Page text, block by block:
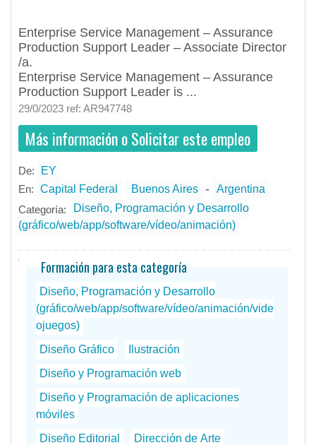
Enterprise Service Management – Assurance
Production Support Leader – Associate Director
/a.
Enterprise Service Management – Assurance
Production Support Leader is ...
29/0/2023 ref: AR947748
Más información o Solicitar este empleo
De: EY
En: Capital Federal Buenos Aires - Argentina
Categoría:
Diseño, Programación y Desarrollo
(gráfico/web/app/software/vídeo/animación)
Formación para esta categoría
Diseño, Programación y Desarrollo
(gráfico/web/app/software/vídeo/animación/vide
ojuegos)
Diseño Gráfico
Ilustración
Diseño y Programación web
Diseño y Programación de aplicaciones
móviles
Diseño Editorial
Dirección de Arte